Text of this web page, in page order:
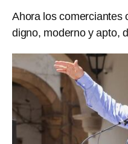
Ahora los comerciantes
digno, moderno y apto,